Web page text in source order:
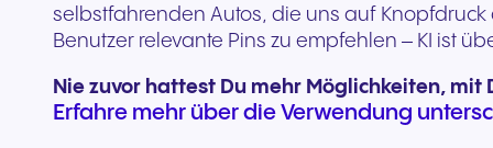
selbstfahrenden Autos, die uns auf
Benutzer relevante Pins zu empfehlen – KI ist
Nie zuvor hattest Du mehr Möglichkeiten,
Erfahre mehr über die Verwendung